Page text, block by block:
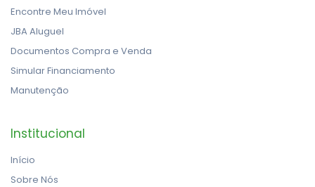
Encontre Meu Imóvel
JBA Aluguel
Documentos Compra e Venda
Simular Financiamento
Manutenção
Institucional
Início
Sobre Nós